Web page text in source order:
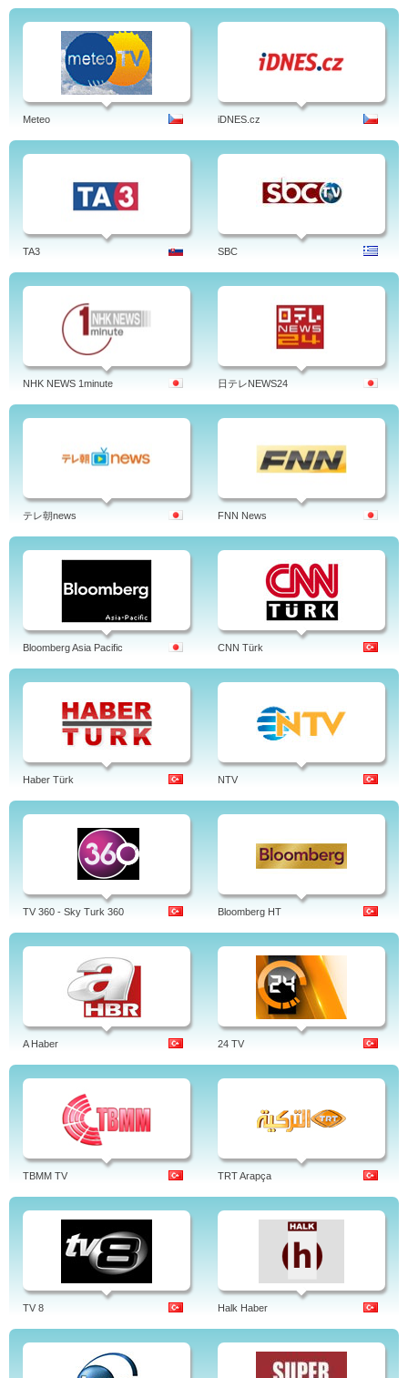
Meteo iDNES.cz
TA3 SBC
NHK NEWS 1minute 日テレNEWS24
テレ朝news FNN News
Bloomberg Asia Pacific CNN Türk
Haber Türk NTV
TV 360 - Sky Turk 360 Bloomberg HT
A Haber 24 TV
TBMM TV TRT Arapça
TV 8 Halk Haber